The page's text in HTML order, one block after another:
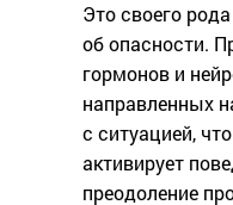
Это своего
об опасности.
гормонов и
направленных
с ситуацией,
активирует
преодоление